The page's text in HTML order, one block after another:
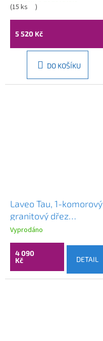
400x500x210 mm, bílá,
ocelová, ZQE_A104
(15 ks )
5 520 Kč
DO KOŠÍKU
Laveo Tau, 1-komorový
granitový dřez
800x500x215 mm, bílá,
LAV-SBT_6108
Vyprodáno
4 090
Kč
DETAIL